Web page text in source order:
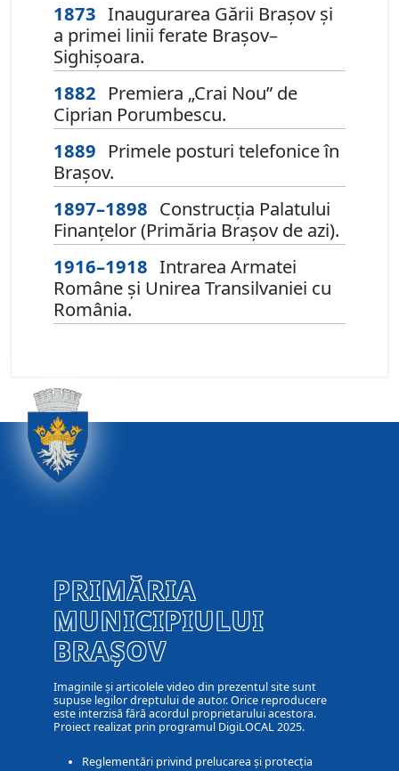
1873 Inaugurarea Gării Brașov și
a primei linii ferate Brașov–
Sighișoara.
1882 Premiera „Crai Nou” de
Ciprian Porumbescu.
1889 Primele posturi telefonice în
Brașov.
1897–1898 Construcția Palatului
Finanțelor (Primăria Brașov de azi).
1916–1918 Intrarea Armatei
Române și Unirea Transilvaniei cu
România.
PRIMĂRIA
MUNICIPIULUI
BRAȘOV
Imaginile și articolele video din prezentul site sunt
supuse legilor dreptului de autor. Orice reproducere
este interzisă fără acordul proprietarului acestora.
Proiect realizat prin programul DigiLOCAL 2025.
Reglementări privind prelucarea și protecția